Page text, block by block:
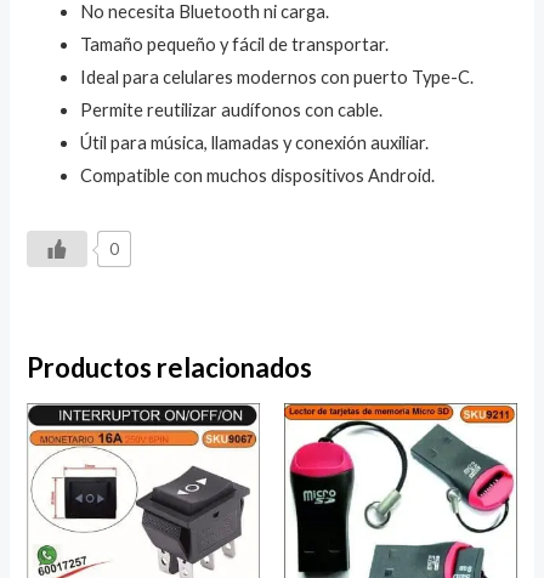
No necesita Bluetooth ni carga.
Tamaño pequeño y fácil de transportar.
Ideal para celulares modernos con puerto Type-C.
Permite reutilizar audífonos con cable.
Útil para música, llamadas y conexión auxiliar.
Compatible con muchos dispositivos Android.
0
Productos relacionados